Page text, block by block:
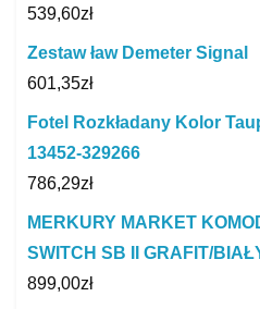
539,60zł
Zestaw ław Demeter Signal
601,35zł
Fotel Rozkładany Kolor
13452-329266
786,29zł
MERKURY MARKET
SWITCH SB II GRAFIT/
899,00zł